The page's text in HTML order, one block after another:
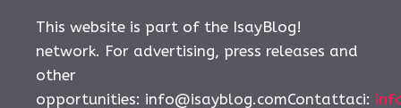
This website is part of the IsayBlog!
network. For advertising, press releases and
other
opportunities: info@isayblog.comContattaci: